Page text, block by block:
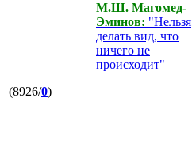
М.Ш. Магомед-
Эминов: "Нельзя
делать вид, что
ничего не
происходит"
(8926/0)